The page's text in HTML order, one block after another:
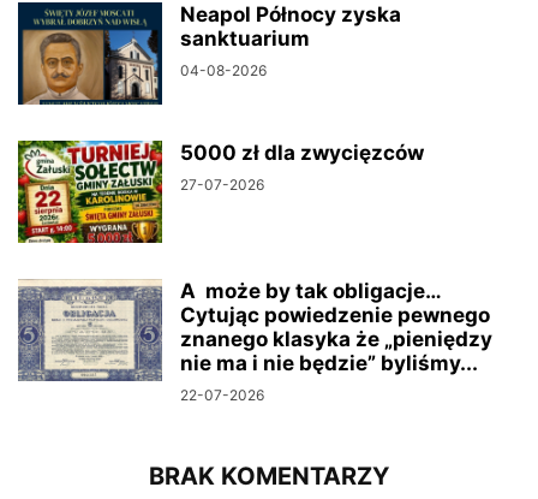
Neapol Północy zyska
sanktuarium
04-08-2026
5000 zł dla zwycięzców
27-07-2026
A może by tak obligacje…
Cytując powiedzenie pewnego
znanego klasyka że „pieniędzy
nie ma i nie będzie” byliśmy...
22-07-2026
BRAK KOMENTARZY